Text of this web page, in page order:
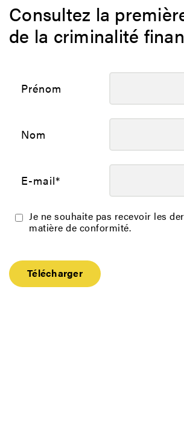
Consultez la
de la criminalité
Prénom
Nom
E-mail*
Je ne souhaite pas recevoir les
matière de conformité.